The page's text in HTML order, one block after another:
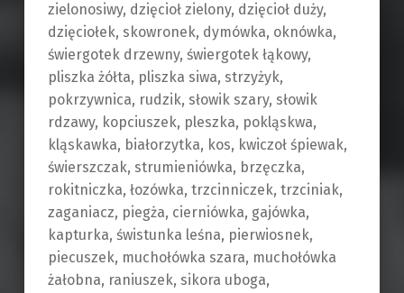
zielonosiwy, dzięcioł zielony, dzięcioł duży,
dzięciołek, skowronek, dymówka, oknówka,
świergotek drzewny, świergotek łąkowy,
pliszka żółta, pliszka siwa, strzyżyk,
pokrzywnica, rudzik, słowik szary, słowik
rdzawy, kopciuszek, pleszka, pokląskwa,
kląskawka, białorzytka, kos, kwiczoł śpiewak,
świerszczak, strumieniówka, brzęczka,
rokitniczka, łozówka, trzcinniczek, trzciniak,
zaganiacz, piegża, cierniówka, gajówka,
kapturka, świstunka leśna, pierwiosnek,
piecuszek, muchołówka szara, muchołówka
żałobna, raniuszek, sikora uboga,